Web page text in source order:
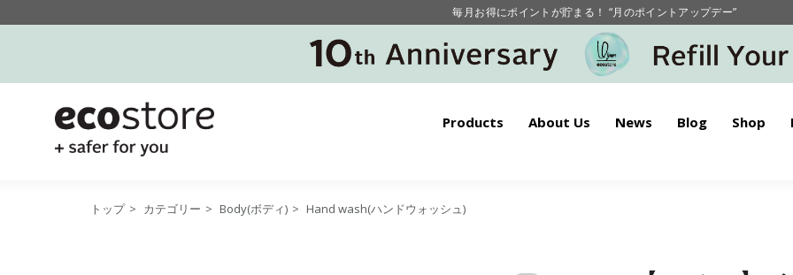
毎月お得にポイントが貯まる！ “月のポイントアップデー”
【重要】お盆期間中のお問い合わせと商品配送に関しまして
毎月お得にポイントが貯まる！ “月のポイントアップデー”
Products About Us News Blog Shop
トップ > カテゴリー > Body(ボディ) > Hand wash(ハンドウォッシュ)